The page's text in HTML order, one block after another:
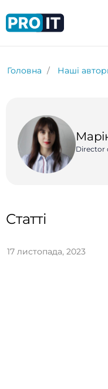
Головна Наші
Director
Статті
17 листопада, 2023